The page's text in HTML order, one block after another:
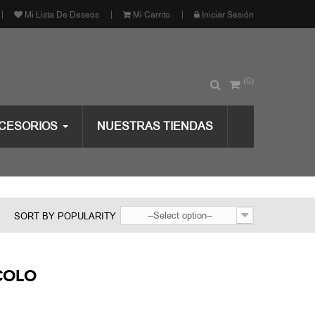
Mi Lista De Deseos Mi Carrito Iniciar Sesión
(0)
NUESTRAS TIENDAS
SORT BY POPULARITY --Select option--